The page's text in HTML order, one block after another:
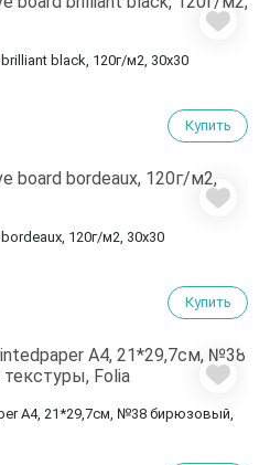
black, 120г/м2, 30х30
Купить
120г/м2, 30х30
Купить
А4, 21*29,7см, №38 бирюзовый,